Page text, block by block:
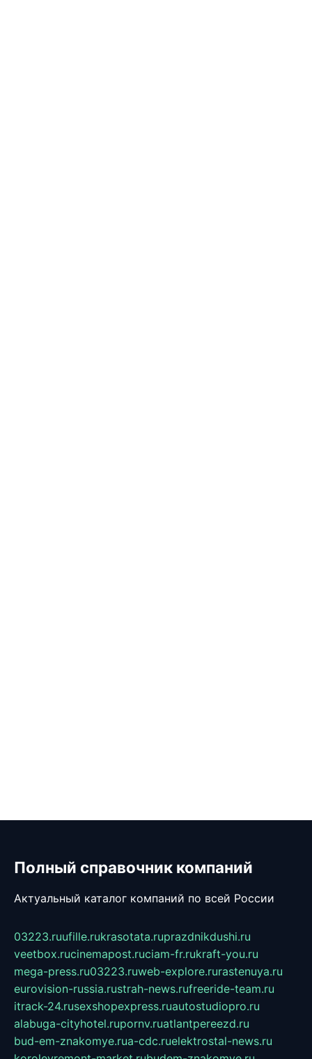
Полный справочник компаний
Актуальный каталог компаний по всей России
03223.ruufille.rukrasotata.ruprazdnikdushi.ru
veetbox.rucinemapost.ruciam-fr.rukraft-you.ru
mega-press.ru03223.ruweb-explore.rurastenuya.ru
eurovision-russia.rustrah-news.rufreeride-team.ru
itrack-24.rusexshopexpress.ruautostudiopro.ru
alabuga-cityhotel.rupornv.ruatlantpereezd.ru
bud-em-znakomye.rua-cdc.ruelektrostal-news.ru